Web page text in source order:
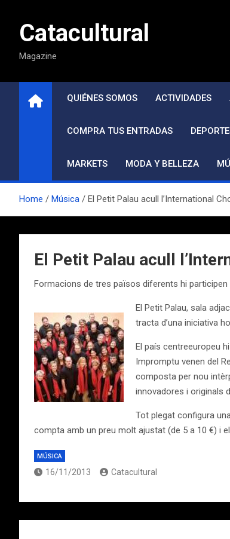
contenidoCatacultural
Magazine
QUIÉNES SOMOS ACTIVIDADES
COMPRA TUS ENTRADAS
MARKETS MODA Y BELLEZA
Home Música El Petit Palau acull l’International
El Petit Palau acull
Formacions de tres països diferents hi participen
El Petit Palau, sala
tracta d’una iniciativa
El país centreeuropeu
Impromptu venen del
composta per nou
innovadores i originals
Tot plegat configura
compta amb un preu molt ajustat (de 5 a 10 €) i
MÚSICA
16/11/2013 Catacultural